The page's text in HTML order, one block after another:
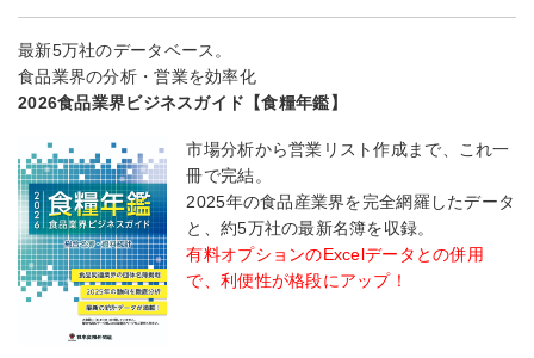
最新5万社のデータベース。
食品業界の分析・営業を効率化
2026食品業界ビジネスガイド【食糧年鑑】
市場分析から営業リスト作成まで、これ一
冊で完結。
2025年の食品産業界を完全網羅したデータ
と、約5万社の最新名簿を収録。
有料オプションのExcelデータとの併用
で、利便性が格段にアップ！